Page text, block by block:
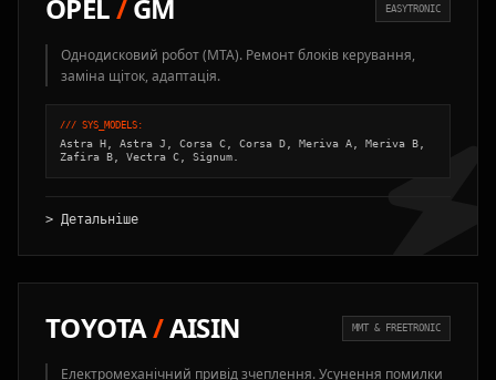
OPEL/GM EASYTRONIC
Однодисковий робот (MTA). Ремонт блоків керування,
заміна щіток, адаптація.
/// SYS_MODELS:
Astra H, Astra J, Corsa C, Corsa D, Meriva A, Meriva B,
Zafira B, Vectra C, Signum.
> Детальніше
TOYOTA/AISIN MMT & FREETRONIC
Електромеханічний привід зчеплення. Усунення помилки